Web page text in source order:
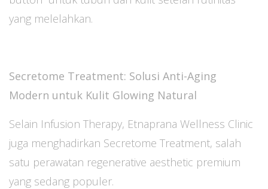
yang melelahkan.
Secretome Treatment: Solusi Anti-Aging
Modern untuk Kulit Glowing Natural
Selain Infusion Therapy, Etnaprana Wellness Clinic
juga menghadirkan Secretome Treatment, salah
satu perawatan regenerative aesthetic premium
yang sedang populer.